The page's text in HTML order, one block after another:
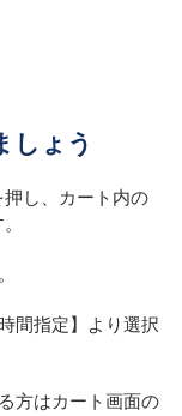
しょう
し、カート内の
間指定】より選択
方はカート画面の